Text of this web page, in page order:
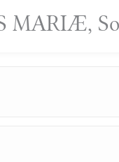
MARIÆ,